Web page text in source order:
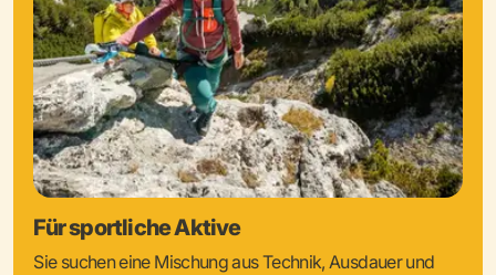
Für sportliche Aktive
Sie suchen eine Mischung aus Technik, Ausdauer und